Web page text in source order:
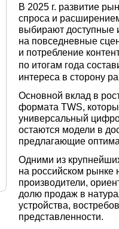
В 2025 г. развитие
спроса и
выбирают доступные
на повседневные
и потребление
по итогам года
интереса в сторону
Основной вклад в
формата TWS,
универсальный
остаются модели в
предлагающие
Одними из
на российском рынке
производители,
долю продаж в
устройства,
представленности.